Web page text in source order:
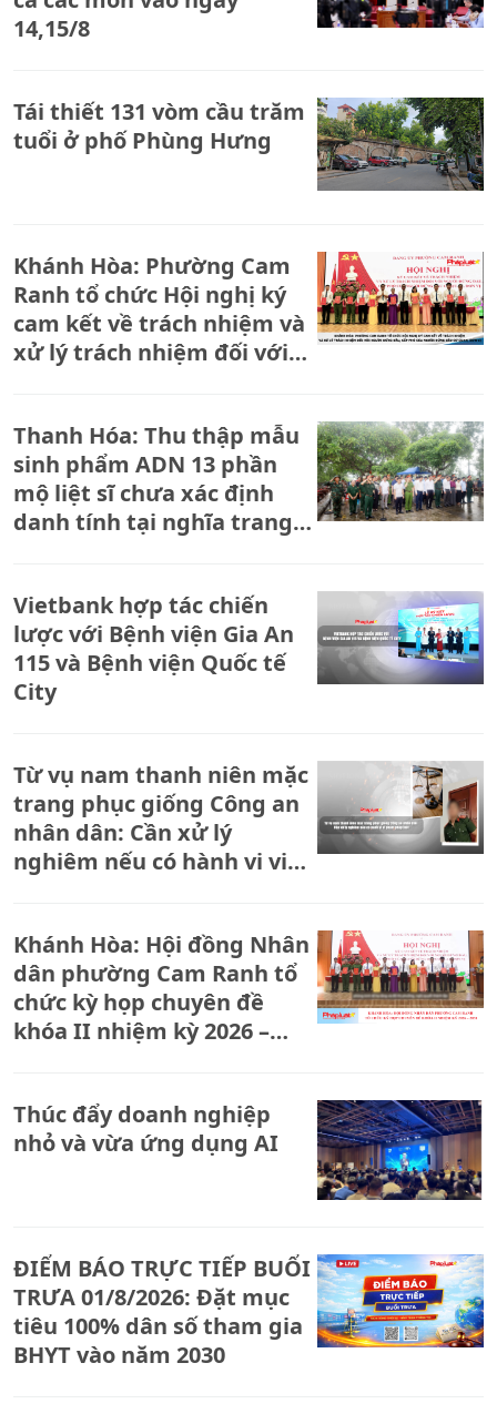
14,15/8
Tái thiết 131 vòm cầu trăm
tuổi ở phố Phùng Hưng
Khánh Hòa: Phường Cam
Ranh tổ chức Hội nghị ký
cam kết về trách nhiệm và
xử lý trách nhiệm đối với
quan, đơn vị
Thanh Hóa: Thu thập mẫu
sinh phẩm ADN 13 phần
mộ liệt sĩ chưa xác định
danh tính tại nghĩa trang
Vietbank hợp tác chiến
lược với Bệnh viện Gia An
115 và Bệnh viện Quốc tế
City
Từ vụ nam thanh niên mặc
trang phục giống Công an
nhân dân: Cần xử lý
nghiêm nếu có hành vi vi
Khánh Hòa: Hội đồng Nhân
dân phường Cam Ranh tổ
chức kỳ họp chuyên đề
khóa II nhiệm kỳ 2026 –
Thúc đẩy doanh nghiệp
nhỏ và vừa ứng dụng AI
ĐIỂM BÁO TRỰC TIẾP BUỔI
TRƯA 01/8/2026: Đặt mục
tiêu 100% dân số tham gia
BHYT vào năm 2030